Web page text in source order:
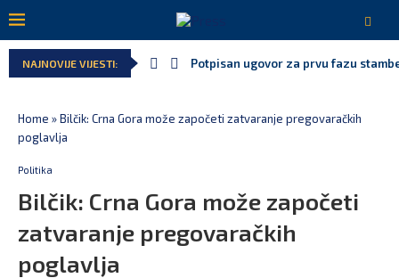
NAJNOVIJE VIJESTI:
Danski političar: Obilazak skupštine
Home »Bilčik: Crna Gora može započeti zatvaranje pregovaračkih
poglavlja
Politika
Bilčik: Crna Gora može započeti
zatvaranje pregovaračkih
poglavlja